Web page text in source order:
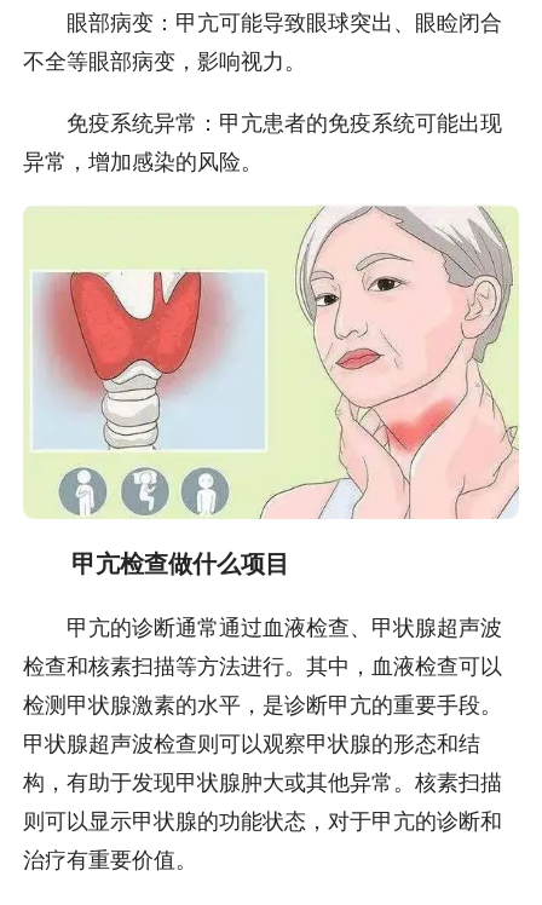
眼部病变：甲亢可能导致眼球突出、眼睑闭合
不全等眼部病变，影响视力。
免疫系统异常：甲亢患者的免疫系统可能出现
异常，增加感染的风险。
甲亢检查做什么项目
甲亢的诊断通常通过血液检查、甲状腺超声波
检查和核素扫描等方法进行。其中，血液检查可以
检测甲状腺激素的水平，是诊断甲亢的重要手段。
甲状腺超声波检查则可以观察甲状腺的形态和结
构，有助于发现甲状腺肿大或其他异常。核素扫描
则可以显示甲状腺的功能状态，对于甲亢的诊断和
治疗有重要价值。